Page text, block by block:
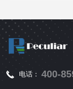
电话： 400-